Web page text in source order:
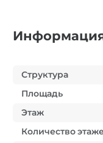
Структура
Площадь
Этаж
Количество